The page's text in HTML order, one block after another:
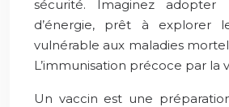
sécurité. Imaginez
d’énergie, prêt à explorer
vulnérable aux maladies
L’immunisation précoce par la
Un vaccin est une